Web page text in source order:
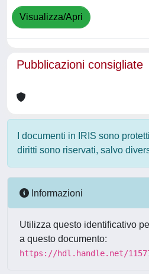
Visualizza/Apri
Pubblicazioni consigliate
I documenti in IRIS sono
diritti sono riservati, salvo
Informazioni
Utilizza questo identificativo
a questo documento:
https://hdl.handle.net/